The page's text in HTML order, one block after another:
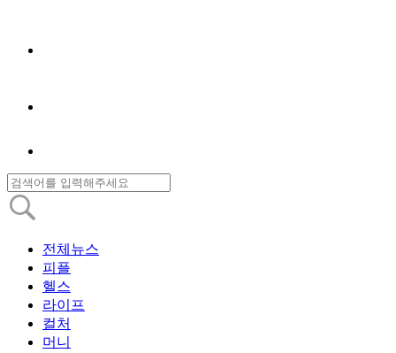
전체뉴스
피플
헬스
라이프
컬처
머니